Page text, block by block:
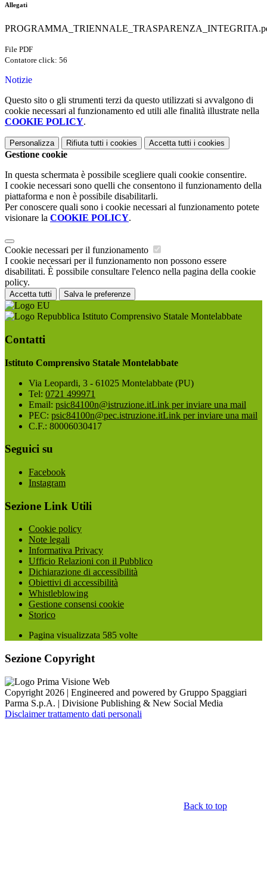
Allegati
File PDF
Contatore click: 56
Notizie
Questo sito o gli strumenti terzi da questo utilizzati si avvalgono di
cookie necessari al funzionamento ed utili alle finalità illustrate nella
COOKIE POLICY.
Personalizza Rifiuta tutti i cookies Accetta tutti i cookies
Gestione cookie
In questa schermata è possibile scegliere quali cookie consentire.
I cookie necessari sono quelli che consentono il funzionamento della
piattaforma e non è possibile disabilitarli.
Per conoscere quali sono i cookie necessari al funzionamento potete
visionare la COOKIE POLICY.
Cookie necessari per il funzionamento
I cookie necessari per il funzionamento non possono essere
disabilitati. È possibile consultare l'elenco nella pagina della cookie
policy.
Accetta tutti Salva le preferenze
Istituto Comprensivo Statale Montelabbate
Contatti
Istituto Comprensivo Statale Montelabbate
Via Leopardi, 3 - 61025 Montelabbate (PU)
Tel: 0721 499971
Email: psic84100n@istruzione.itLink per inviare una mail
PEC: psic84100n@pec.istruzione.itLink per inviare una mail
C.F.: 80006030417
Seguici su
Facebook
Instagram
Sezione Link Utili
Cookie policy
Note legali
Informativa Privacy
Ufficio Relazioni con il Pubblico
Dichiarazione di accessibilità
Obiettivi di accessibilità
Whistleblowing
Gestione consensi cookie
Storico
Pagina visualizzata 585 volte
Sezione Copyright
Copyright 2026 | Engineered and powered by Gruppo Spaggiari
Parma S.p.A. | Divisione Publishing & New Social Media
Disclaimer trattamento dati personali
Back to top